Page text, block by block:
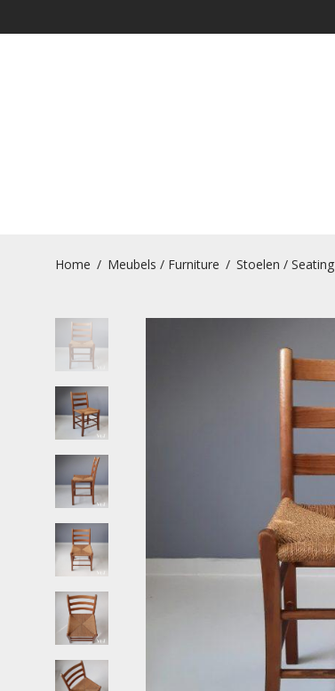
Home / Meubels / Furniture / Stoelen / Seating